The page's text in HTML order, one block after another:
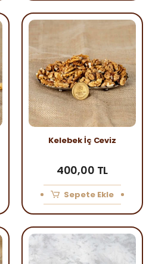
Kelebek İç Ceviz
400,00 TL
Sepete Ekle